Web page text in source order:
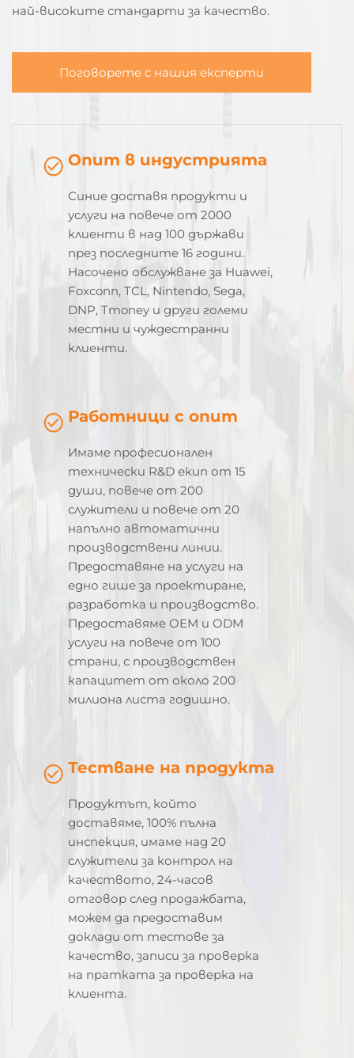
най-високите стандарти за качество.
Поговорете с нашия експерти
Опит в индустрията
Синие доставя продукти и
услуги на повече от 2000
клиенти в над 100 държави
през последните 16 години.
Насочено обслужване за Huawei,
Foxconn, TCL, Nintendo, Sega,
DNP, Tmoney и други големи
местни и чуждестранни
клиенти.
Работници с опит
Имаме професионален
технически R&D екип от 15
души, повече от 200
служители и повече от 20
напълно автоматични
производствени линии.
Предоставяне на услуги на
едно гише за проектиране,
разработка и производство.
Предоставяме OEM и ODM
услуги на повече от 100
страни, с производствен
капацитет от около 200
милиона листа годишно.
Тестване на продукта
Продуктът, който
доставяме, 100% пълна
инспекция, имаме над 20
служители за контрол на
качеството, 24-часов
отговор след продажбата,
можем да предоставим
доклади от тестове за
качество, записи за проверка
на пратката за проверка на
клиента.